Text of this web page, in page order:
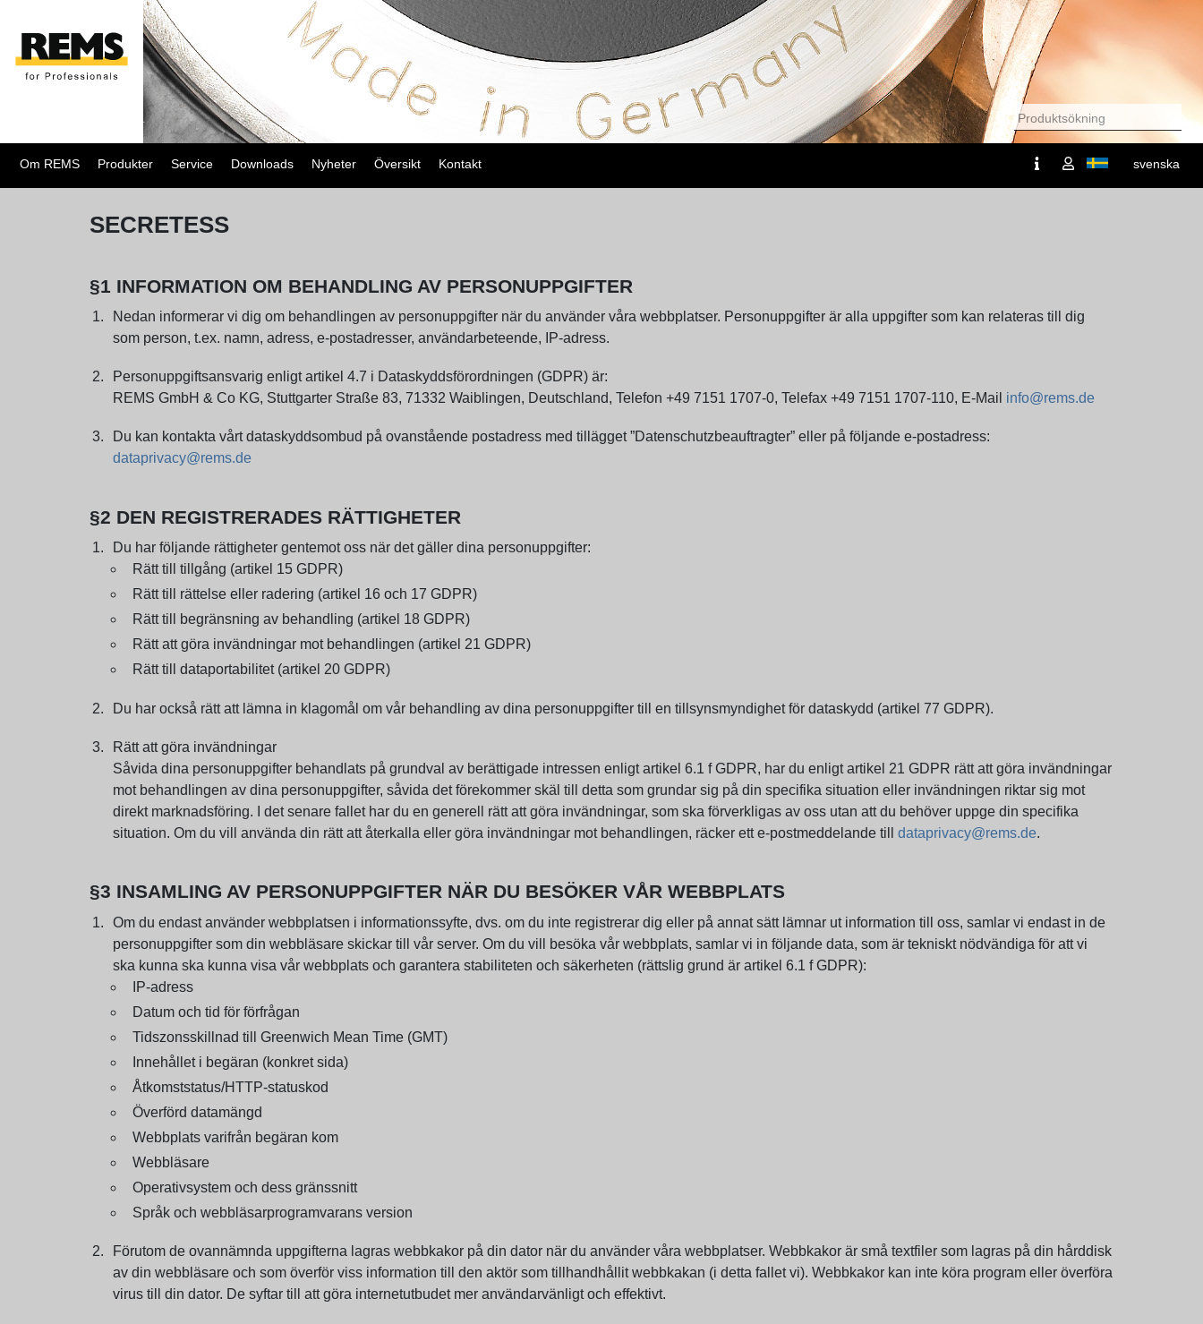
Om REMS Produkter Service Downloads Nyheter Översikt Kontakt svenska
SECRETESS
§1 INFORMATION OM BEHANDLING AV PERSONUPPGIFTER
Nedan informerar vi dig om behandlingen av personuppgifter när du använder våra webbplatser. Personuppgifter är alla uppgifter som kan relateras till dig
som person, t.ex. namn, adress, e-postadresser, användarbeteende, IP-adress.
Personuppgiftsansvarig enligt artikel 4.7 i Dataskyddsförordningen (GDPR) är:
REMS GmbH & Co KG, Stuttgarter Straße 83, 71332 Waiblingen, Deutschland, Telefon +49 7151 1707-0, Telefax +49 7151 1707-110, E-Mail info@rems.de
Du kan kontakta vårt dataskyddsombud på ovanstående postadress med tillägget ”Datenschutzbeauftragter” eller på följande e-postadress:
dataprivacy@rems.de
§2 DEN REGISTRERADES RÄTTIGHETER
Du har följande rättigheter gentemot oss när det gäller dina personuppgifter:
Rätt till tillgång (artikel 15 GDPR)
Rätt till rättelse eller radering (artikel 16 och 17 GDPR)
Rätt till begränsning av behandling (artikel 18 GDPR)
Rätt att göra invändningar mot behandlingen (artikel 21 GDPR)
Rätt till dataportabilitet (artikel 20 GDPR)
Du har också rätt att lämna in klagomål om vår behandling av dina personuppgifter till en tillsynsmyndighet för dataskydd (artikel 77 GDPR).
Rätt att göra invändningar
Såvida dina personuppgifter behandlats på grundval av berättigade intressen enligt artikel 6.1 f GDPR, har du enligt artikel 21 GDPR rätt att göra invändningar
mot behandlingen av dina personuppgifter, såvida det förekommer skäl till detta som grundar sig på din specifika situation eller invändningen riktar sig mot
direkt marknadsföring. I det senare fallet har du en generell rätt att göra invändningar, som ska förverkligas av oss utan att du behöver uppge din specifika
situation. Om du vill använda din rätt att återkalla eller göra invändningar mot behandlingen, räcker ett e-postmeddelande tilldataprivacy@rems.de.
§3 INSAMLING AV PERSONUPPGIFTER NÄR DU BESÖKER VÅR WEBBPLATS
Om du endast använder webbplatsen i informationssyfte, dvs. om du inte registrerar dig eller på annat sätt lämnar ut information till oss, samlar vi endast in de
personuppgifter som din webbläsare skickar till vår server. Om du vill besöka vår webbplats, samlar vi in följande data, som är tekniskt nödvändiga för att vi
ska kunna ska kunna visa vår webbplats och garantera stabiliteten och säkerheten (rättslig grund är artikel 6.1 f GDPR):
IP-adress
Datum och tid för förfrågan
Tidszonsskillnad till Greenwich Mean Time (GMT)
Innehållet i begäran (konkret sida)
Åtkomststatus/HTTP-statuskod
Överförd datamängd
Webbplats varifrån begäran kom
Webbläsare
Operativsystem och dess gränssnitt
Språk och webbläsarprogramvarans version
Förutom de ovannämnda uppgifterna lagras webbkakor på din dator när du använder våra webbplatser. Webbkakor är små textfiler som lagras på din hårddisk
av din webbläsare och som överför viss information till den aktör som tillhandhållit webbkakan (i detta fallet vi). Webbkakor kan inte köra program eller överföra
virus till din dator. De syftar till att göra internetutbudet mer användarvänligt och effektivt.